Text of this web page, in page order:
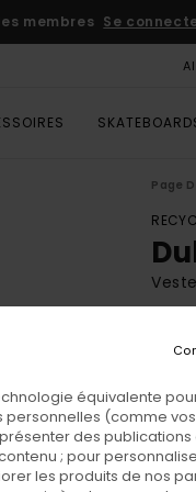
membres Se
Page
BONS
équivalente
(comme
des publications
; pour
les produits de nos